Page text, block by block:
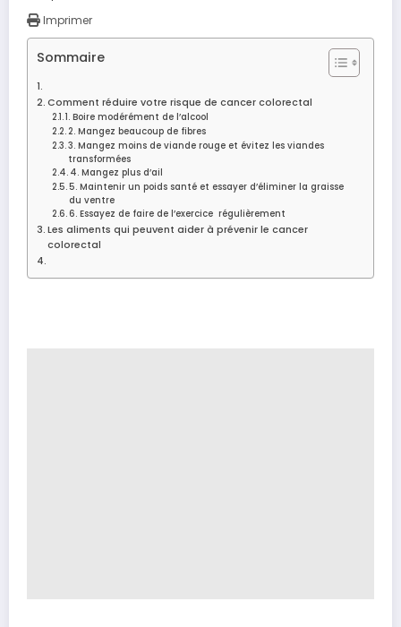
Imprimer
Sommaire
Comment réduire votre risque de cancer colorectal
1. Boire modérément de l’alcool
2. Mangez beaucoup de fibres
3. Mangez moins de viande rouge et évitez les viandes
transformées
4. Mangez plus d’ail
5. Maintenir un poids santé et essayer d’éliminer la graisse
du ventre
6. Essayez de faire de l’exercice régulièrement
Les aliments qui peuvent aider à prévenir le cancer
colorectal